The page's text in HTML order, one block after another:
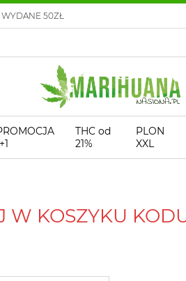
WYDANE 50ZŁ
THC od
21%
PLON
XXL
W KOSZYKU